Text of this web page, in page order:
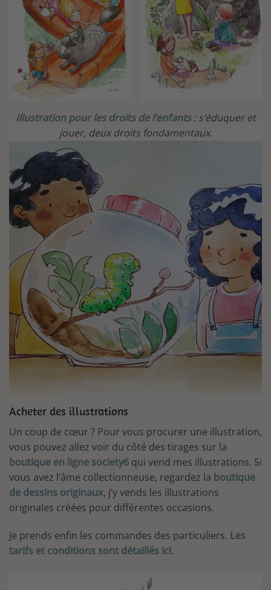
Droits de l’enfant Droits de l’enfant – Éducation
Illustration pour les droits de l’enfants: s’éduquer et
jouer, deux droits fondamentaux.
Illustration enfant : la chenille
Acheter des illustrations
Un coup de cœur ? Pour vous procurer une illustration,
vous pouvez allez voir du côté des tirages sur la
boutique en ligne society6 qui vend mes illustrations. Si
vous avez l’âme collectionneuse, regardez la boutique
de dessins originaux, j’y vends les illustrations
originales créées pour différentes occasions.
Je prends enfin les commandes des particuliers. Les
tarifs et conditions sont détaillés ici.